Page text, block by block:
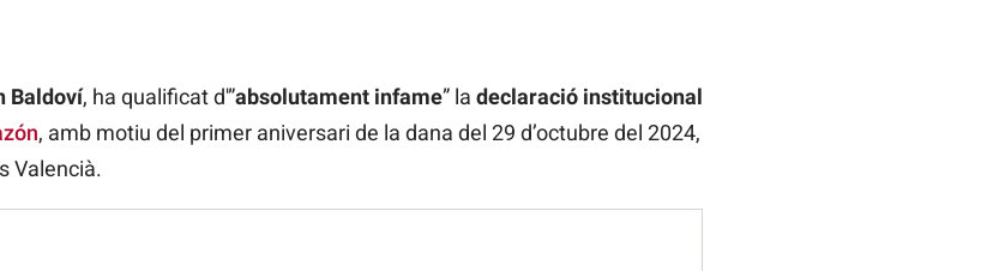
Baldoví, ha qualificat d'”absolutament infame” la declaració institucional
, amb motiu del primer aniversari de la dana del 29 d’octubre del 2024,
Valencià.